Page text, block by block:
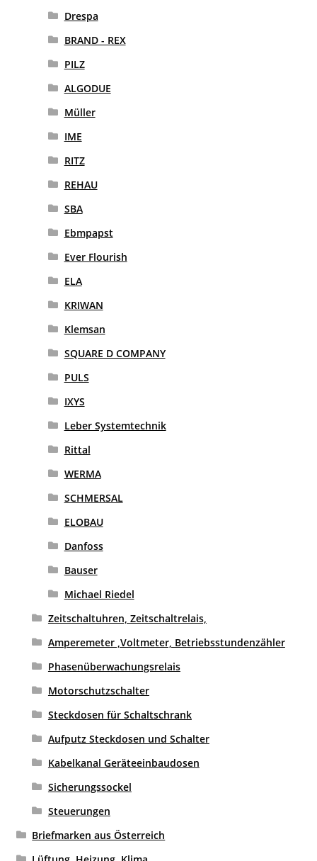
Drespa
BRAND - REX
PILZ
ALGODUE
Müller
IME
RITZ
REHAU
SBA
Ebmpapst
Ever Flourish
ELA
KRIWAN
Klemsan
SQUARE D COMPANY
PULS
IXYS
Leber Systemtechnik
Rittal
WERMA
SCHMERSAL
ELOBAU
Danfoss
Bauser
Michael Riedel
Zeitschaltuhren, Zeitschaltrelais,
Amperemeter ,Voltmeter, Betriebsstundenzähler
Phasenüberwachungsrelais
Motorschutzschalter
Steckdosen für Schaltschrank
Aufputz Steckdosen und Schalter
Kabelkanal Geräteeinbaudosen
Sicherungssockel
Steuerungen
Briefmarken aus Österreich